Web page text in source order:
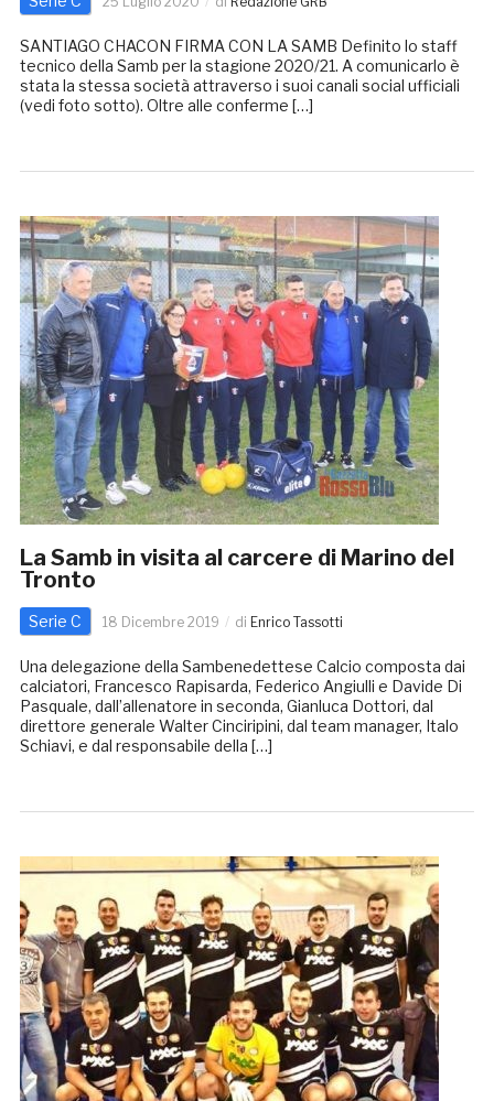
SANTIAGO CHACON FIRMA CON LA SAMB Definito lo staff
tecnico della Samb per la stagione 2020/21. A comunicarlo è
stata la stessa società attraverso i suoi canali social ufficiali
(vedi foto sotto). Oltre alle conferme […]
La Samb in visita al carcere di Marino del
Tronto
Serie C 18 Dicembre 2019 di Enrico Tassotti
Una delegazione della Sambenedettese Calcio composta dai
calciatori, Francesco Rapisarda, Federico Angiulli e Davide Di
Pasquale, dall’allenatore in seconda, Gianluca Dottori, dal
direttore generale Walter Cinciripini, dal team manager, Italo
Schiavi, e dal responsabile della […]